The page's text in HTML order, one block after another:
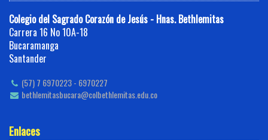
Colegio del Sagrado Corazón de Jesús - Hnas. Bethlemitas
Carrera 16 No 10A-18
Bucaramanga
Santander
(57) 7 6970223 - 6970227
bethlemitasbucara@colbethlemitas.edu.co
Enlaces